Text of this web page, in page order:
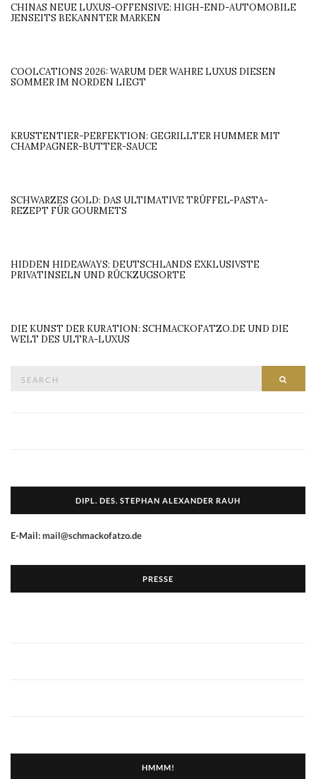
CHINAS NEUE LUXUS-OFFENSIVE: HIGH-END-AUTOMOBILE
JENSEITS BEKANNTER MARKEN
COOLCATIONS 2026: WARUM DER WAHRE LUXUS DIESEN
SOMMER IM NORDEN LIEGT
KRUSTENTIER-PERFEKTION: GEGRILLTER HUMMER MIT
CHAMPAGNER-BUTTER-SAUCE
SCHWARZES GOLD: DAS ULTIMATIVE TRÜFFEL-PASTA-
REZEPT FÜR GOURMETS
HIDDEN HIDEAWAYS: DEUTSCHLANDS EXKLUSIVSTE
PRIVATINSELN UND RÜCKZUGSORTE
DIE KUNST DER KURATION: SCHMACKOFATZO.DE UND DIE
WELT DES ULTRA-LUXUS
DIPL. DES. STEPHAN ALEXANDER RAUH
E-Mail: mail@schmackofatzo.de
PRESSE
HMMM!